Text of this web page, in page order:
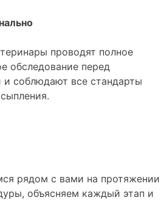
проводят полное
обследование перед
и соблюдают все стандарты
рядом с вами на протяжении
объясняем каждый этап и